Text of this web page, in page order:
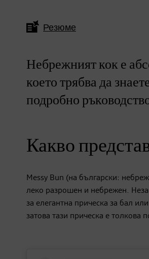
Резюме
Небрежният кок е
което трябва да
подробно
Какво
Messy Bun (на български:
леко разрошен и небрежен.
за елегантна прическа за бал
затова тази прическа е толкова